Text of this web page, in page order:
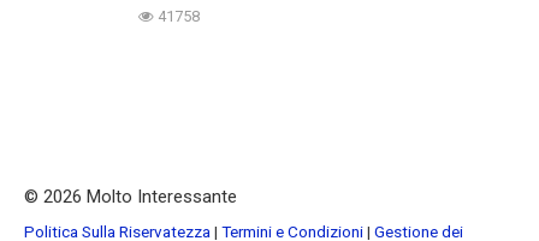
41758
© 2026 Molto Interessante
Politica Sulla Riservatezza | Termini e Condizioni| Gestione dei